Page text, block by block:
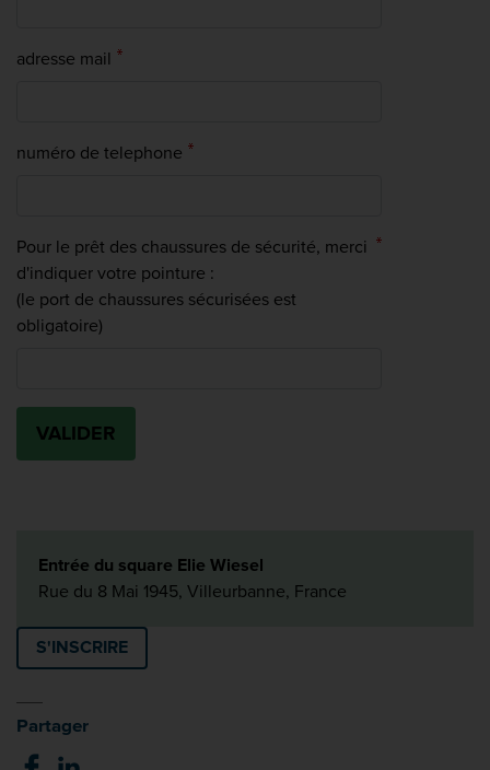
adresse mail
numéro de telephone
Pour le prêt des chaussures de sécurité, merci
d'indiquer votre pointure :
(le port de chaussures sécurisées est
obligatoire)
Entrée du square Elie Wiesel
Rue du 8 Mai 1945, Villeurbanne, France
S'INSCRIRE
Partager